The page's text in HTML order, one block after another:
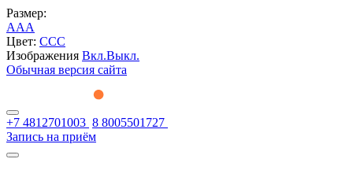
Размер:
AAA
Цвет: CCC
Изображения Вкл.Выкл.
Обычная версия сайта
+7 4812701003 8 8005501727
Запись на приём